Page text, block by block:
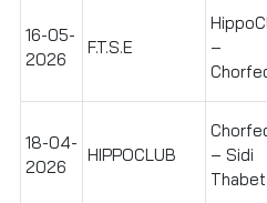
16-05-
2026
F.T.S.E
–
18-04-
2026
HIPPOCLUB
– Sidi
Thabet